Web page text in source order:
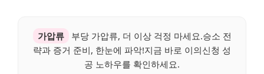
가압류
부당 가압류, 더 이상 걱정 마세요.승소 전
략과 증거 준비, 한눈에 파악!지금 바로 이의신청 성
공 노하우를 확인하세요.